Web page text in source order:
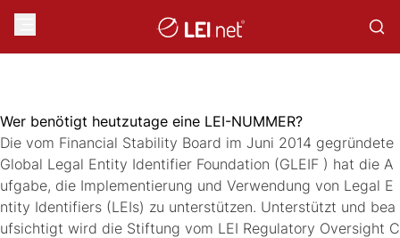
Wer benötigt heutzutage eine LEI-NUMMER?
Die vom Financial Stability Board im Juni 2014 gegründete
Global Legal Entity Identifier Foundation (GLEIF ) hat die A
ufgabe, die Implementierung und Verwendung von Legal E
ntity Identifiers (LEIs) zu unterstützen. Unterstützt und bea
ufsichtigt wird die Stiftung vom LEI Regulatory Oversight C